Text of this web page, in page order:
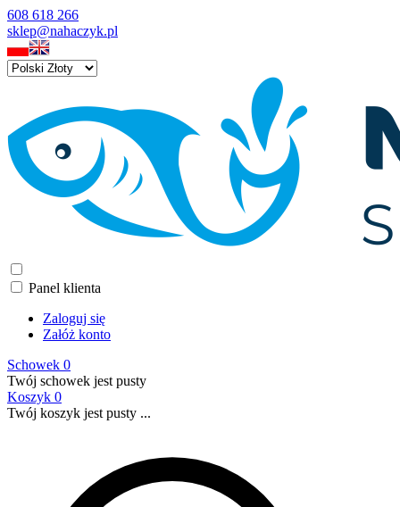
608 618 266
sklep@nahaczyk.pl
Panel klienta
Zaloguj się
Załóż konto
Schowek 0
Twój schowek jest pusty
Koszyk 0
Twój koszyk jest pusty ...